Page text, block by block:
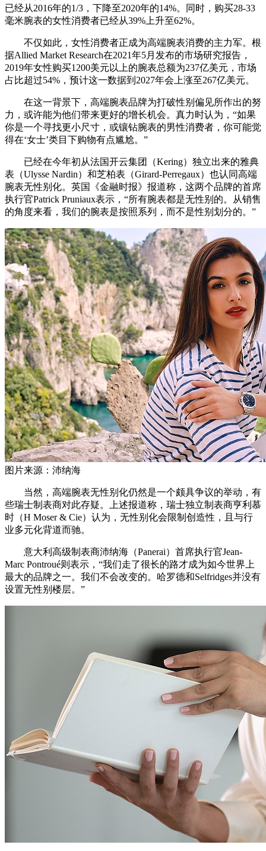
已经从2016年的1/3，下降至2020年的14%。同时，购买28-33
毫米腕表的女性消费者已经从39%上升至62%。
不仅如此，女性消费者正成为高端腕表消费的主力军。根
据Allied Market Research在2021年5月发布的市场研究报告，
2019年女性购买1200美元以上的腕表总额为237亿美元，市场
占比超过54%，预计这一数据到2027年会上涨至267亿美元。
在这一背景下，高端腕表品牌为打破性别偏见所作出的努
力，或许能为他们带来更好的增长机会。真力时认为，“如果
你是一个寻找更小尺寸，或镶钻腕表的男性消费者，你可能觉
得在‘女士’类目下购物有点尴尬。”
已经在今年初从法国开云集团（Kering）独立出来的雅典
表（Ulysse Nardin）和芝柏表（Girard-Perregaux）也认同高端
腕表无性别化。英国《金融时报》报道称，这两个品牌的首席
执行官Patrick Pruniaux表示，“所有腕表都是无性别的。从销售
的角度来看，我们的腕表是按照系列，而不是性别划分的。”
图片来源：沛纳海
当然，高端腕表无性别化仍然是一个颇具争议的举动，有
些瑞士制表商对此存疑。上述报道称，瑞士独立制表商亨利慕
时（H Moser & Cie）认为，无性别化会限制创造性，且与行
业多元化背道而驰。
意大利高级制表商沛纳海（Panerai）首席执行官Jean-
Marc Pontroué则表示，“我们走了很长的路才成为如今世界上
最大的品牌之一。我们不会改变的。哈罗德和Selfridges并没有
设置无性别楼层。”